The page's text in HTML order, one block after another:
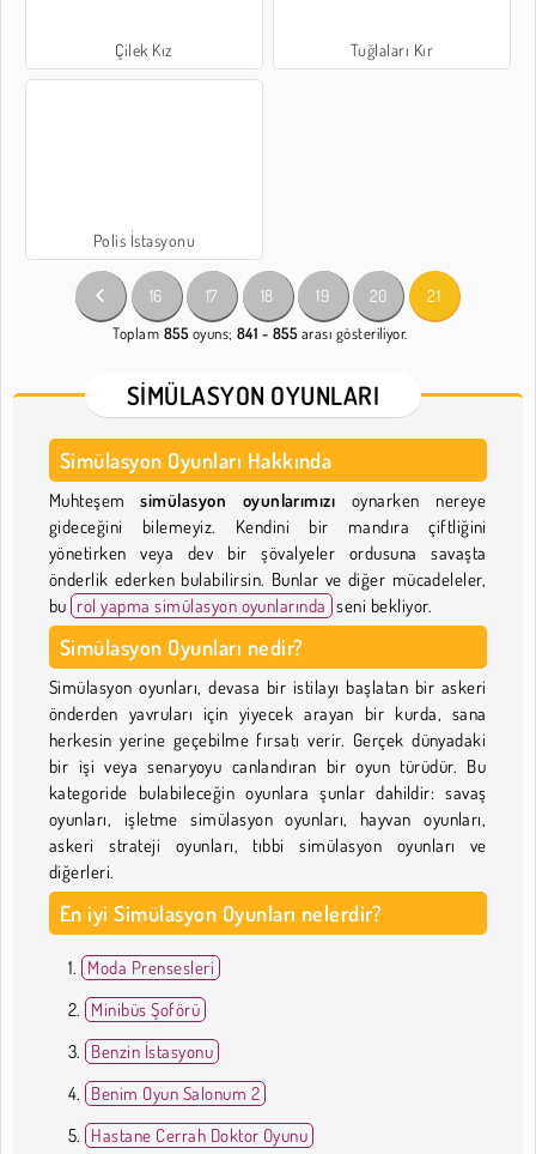
Çilek Kız Tuğlaları Kır
Polis İstasyonu
16 17 18 19 20 21
Toplam 855 oyuns; 841 - 855 arası gösteriliyor.
SIMÜLASYON OYUNLARI
Simülasyon Oyunları Hakkında
Muhteşemsimülasyon oyunlarımızı oynarken nereye
gideceğini bilemeyiz. Kendini bir mandıra çiftliğini
yönetirken veya dev bir şövalyeler ordusuna savaşta
önderlik ederken bulabilirsin. Bunlar ve diğer mücadeleler,
bu rol yapma simülasyon oyunlarında seni bekliyor.
Simülasyon Oyunları nedir?
Simülasyon oyunları, devasa bir istilayı başlatan bir askeri
önderden yavruları için yiyecek arayan bir kurda, sana
herkesin yerine geçebilme fırsatı verir. Gerçek dünyadaki
bir işi veya senaryoyu canlandıran bir oyun türüdür. Bu
kategoride bulabileceğin oyunlara şunlar dahildir: savaş
oyunları, işletme simülasyon oyunları, hayvan oyunları,
askeri strateji oyunları, tıbbi simülasyon oyunları ve
diğerleri.
En iyi Simülasyon Oyunları nelerdir?
Moda Prensesleri
Minibüs Şoförü
Benzin İstasyonu
Benim Oyun Salonum 2
Hastane Cerrah Doktor Oyunu